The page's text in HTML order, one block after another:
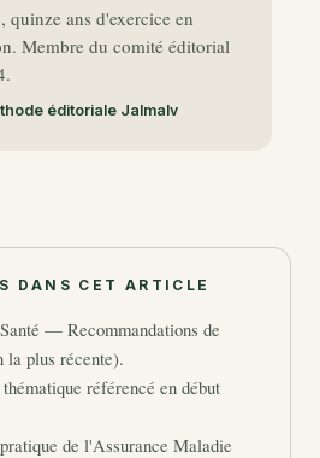
quinze ans d'exercice en
Membre du comité éditorial
éditoriale Jalmalv
DANS CET ARTICLE
— Recommandations de
la plus récente).
référencé en début
de l'Assurance Maladie